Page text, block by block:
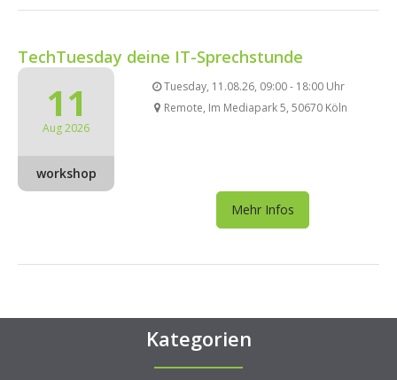
TechTuesday deine IT-Sprechstunde
11
Aug 2026
workshop
Tuesday, 11.08.26, 09:00 - 18:00 Uhr
Remote, Im Mediapark 5, 50670 Köln
Mehr Infos
Kategorien